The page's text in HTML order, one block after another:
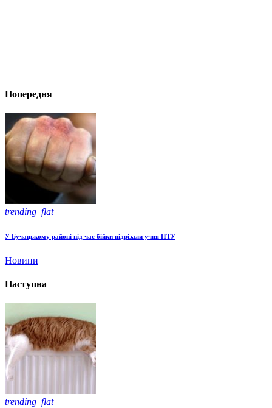
Попередня
trending_flat
У Бучацькому районі під час бійки підрізали учня ПТУ
Новини
Наступна
trending_flat